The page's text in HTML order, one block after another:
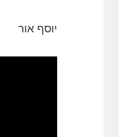
יוסף אור